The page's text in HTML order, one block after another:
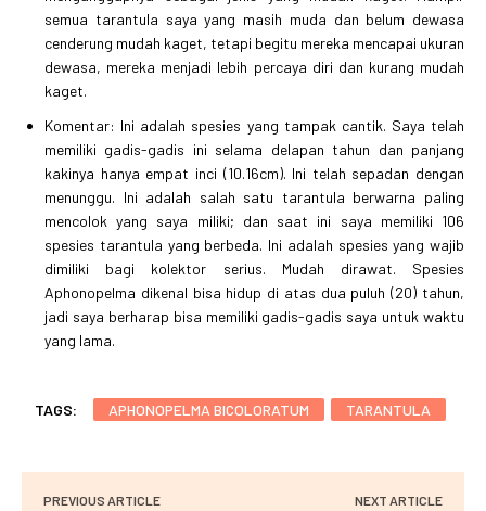
semua tarantula saya yang masih muda dan belum dewasa
cenderung mudah kaget, tetapi begitu mereka mencapai ukuran
dewasa, mereka menjadi lebih percaya diri dan kurang mudah
kaget.
Komentar: Ini adalah spesies yang tampak cantik. Saya telah
memiliki gadis-gadis ini selama delapan tahun dan panjang
kakinya hanya empat inci (10.16cm). Ini telah sepadan dengan
menunggu. Ini adalah salah satu tarantula berwarna paling
mencolok yang saya miliki; dan saat ini saya memiliki 106
spesies tarantula yang berbeda. Ini adalah spesies yang wajib
dimiliki bagi kolektor serius. Mudah dirawat. Spesies
Aphonopelma dikenal bisa hidup di atas dua puluh (20) tahun,
jadi saya berharap bisa memiliki gadis-gadis saya untuk waktu
yang lama.
TAGS: APHONOPELMA BICOLORATUM TARANTULA
PREVIOUS ARTICLE NEXT ARTICLE